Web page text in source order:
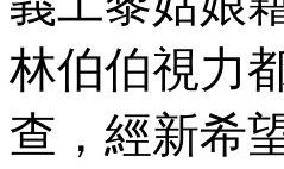
林伯伯視力
查，經新希